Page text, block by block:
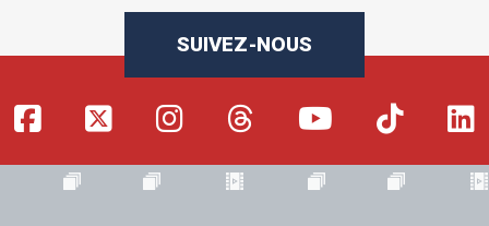
SUIVEZ-NOUS